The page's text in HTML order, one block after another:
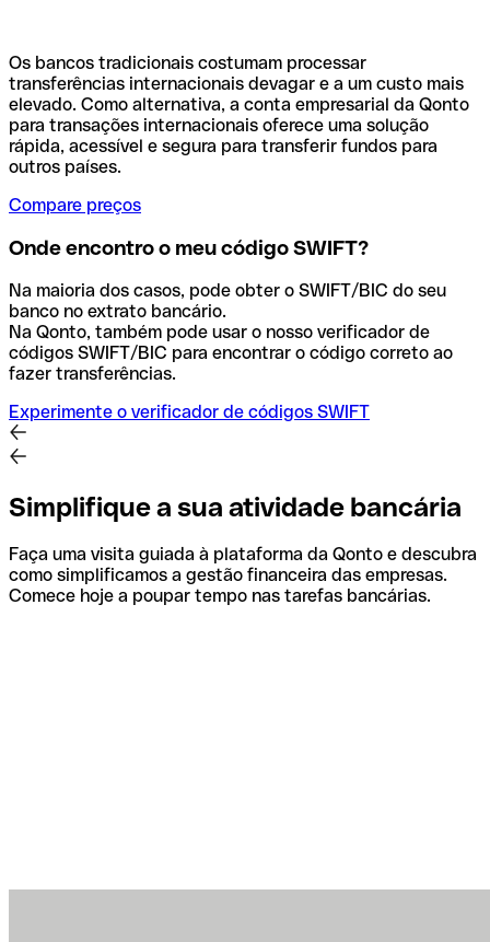
Os bancos tradicionais costumam processar
transferências internacionais devagar e a um custo mais
elevado. Como alternativa, a conta empresarial da Qonto
para transações internacionais oferece uma solução
rápida, acessível e segura para transferir fundos para
outros países.
Compare preços
Onde encontro o meu código SWIFT?
Na maioria dos casos, pode obter o SWIFT/BIC do seu
banco no extrato bancário.
Na Qonto, também pode usar o nosso verificador de
códigos SWIFT/BIC para encontrar o código correto ao
fazer transferências.
Experimente o verificador de códigos SWIFT
Simplifique a sua atividade bancária
Faça uma visita guiada à plataforma da Qonto e descubra
como simplificamos a gestão financeira das empresas.
Comece hoje a poupar tempo nas tarefas bancárias.